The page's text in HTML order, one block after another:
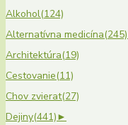
Alkohol(124)
Alternatívna medicína(245)
Architektúra(19)
Cestovanie(11)
Chov zvierat(27)
Dejiny(441)►